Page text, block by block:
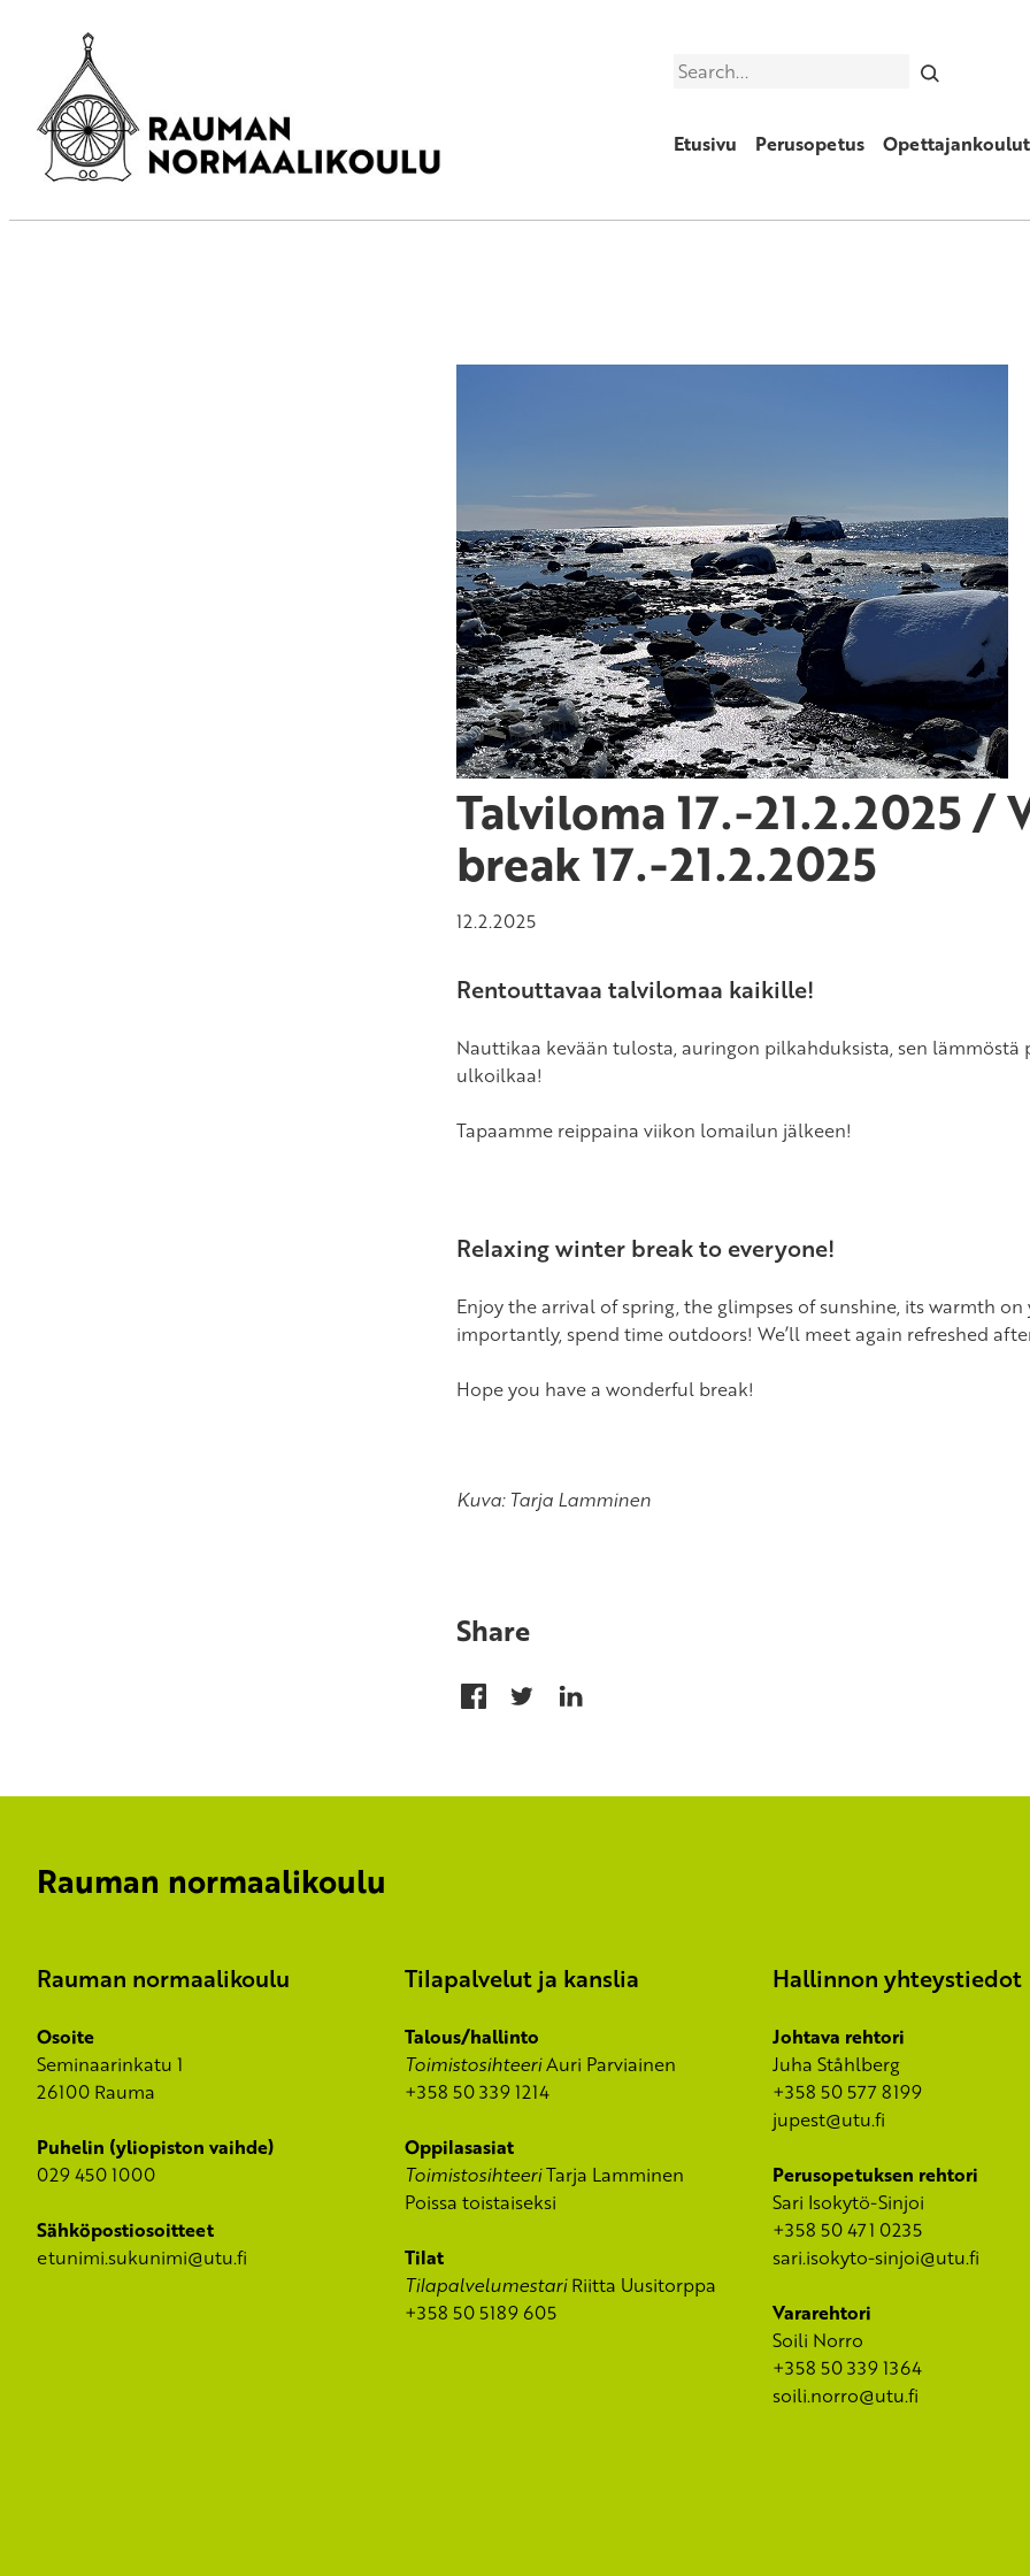
Search
Etusivu Perusopetus
Talviloma 17.-21.2.2025 /
break 17.-21.2.2025
12.2.2025
Rentouttavaa talvilomaa kaikille!
Nauttikaa kevään tulosta, auringon pilkahduksista, sen lämmöstä
ulkoilkaa!
Tapaamme reippaina viikon lomailun jälkeen!
Relaxing winter break to everyone!
Enjoy the arrival of spring, the glimpses of sunshine, its warmth
importantly, spend time outdoors! We’ll meet again refreshed
Hope you have a wonderful break!
Kuva: Tarja Lamminen
Share
Rauman normaalikoulu
Rauman normaalikoulu
Osoite
Seminaarinkatu 1
26100 Rauma
Puhelin (yliopiston vaihde)
029 450 1000
Sähköpostiosoitteet
etunimi.sukunimi@utu.fi
Tilapalvelut ja kanslia
Talous/hallinto
ToimistosihteeriAuri Parviainen
+358 50 339 1214
Oppilasasiat
ToimistosihteeriTarja Lamminen
Poissa toistaiseksi
Tilat
TilapalvelumestariRiitta Uusitorppa
+358 50 5189 605
Hallinnon yhteystiedot
Johtava rehtori
Juha Ståhlberg
+358 50 577 8199
jupest@utu.fi
Perusopetuksen rehtori
Sari Isokytö-Sinjoi
+358 50 471 0235
sari.isokyto-sinjoi@utu.fi
Vararehtori
Soili Norro
+358 50 339 1364
soili.norro@utu.fi